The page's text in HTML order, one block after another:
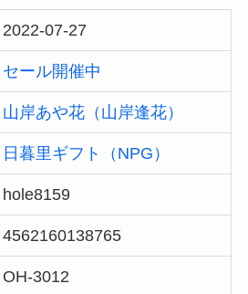
2022-07-27
セール開催中
山岸あや花（山岸逢花）
日暮里ギフト（NPG）
hole8159
4562160138765
OH-3012